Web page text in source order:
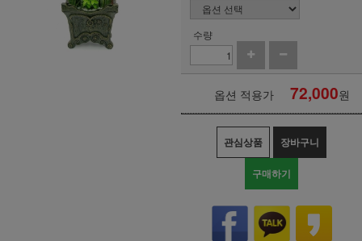
수량
옵션 적용가 72,000원
관심상품 장바구니
구매하기